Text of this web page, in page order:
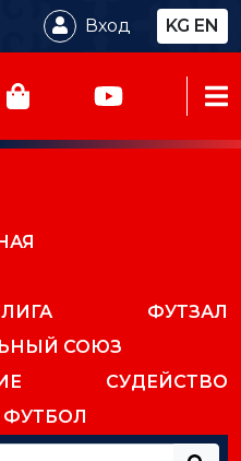
Вход KG EN
ФУТЗАЛ
СОЮЗ
СУДЕЙСТВО